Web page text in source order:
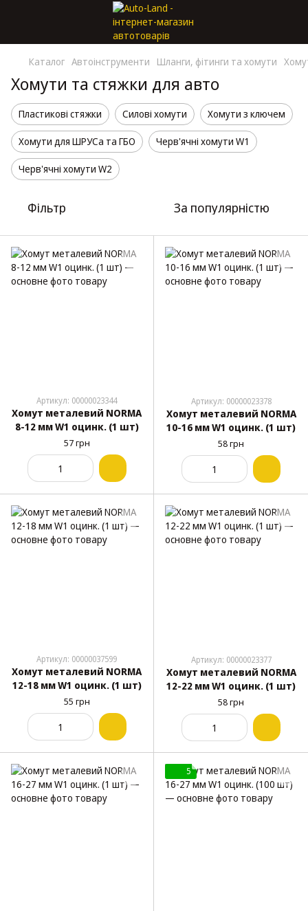
Каталог Автоінструменти Шланги, фітинги та хомути
Хомути та стяжки для авто
Пластикові стяжки Силові хомути Хомути з ключем
Хомути для ШРУСа та ГБО Черв'ячні хомути W1
Черв'ячні хомути W2
Фільтр За популярністю
Артикул: 00000023344
Хомут металевий NORMA
8-12 мм W1 оцинк. (1 шт)
57 грн
Артикул: 00000023378
Хомут металевий NORMA
10-16 мм W1 оцинк. (1 шт)
58 грн
Артикул: 00000037599
Хомут металевий NORMA
12-18 мм W1 оцинк. (1 шт)
55 грн
Артикул: 00000023377
Хомут металевий NORMA
12-22 мм W1 оцинк. (1 шт)
58 грн
5